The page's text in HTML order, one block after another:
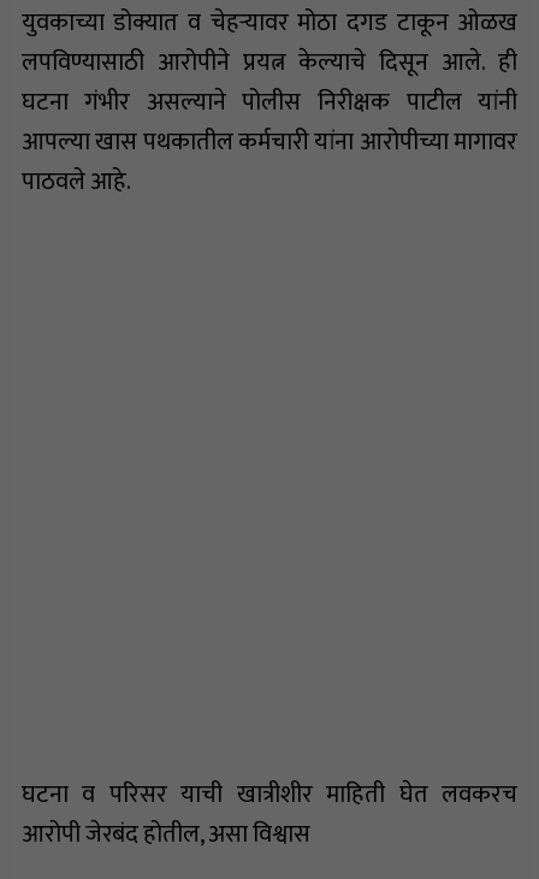
युवकाच्या डोक्यात व चेहऱ्यावर मोठा दगड टाकून ओळख
लपविण्यासाठी आरोपीने प्रयत्न केल्याचे दिसून आले. ही
घटना गंभीर असल्याने पोलीस निरीक्षक पाटील यांनी
आपल्या खास पथकातील कर्मचारी यांना आरोपीच्या मागावर
पाठवले आहे.
घटना व परिसर याची खात्रीशीर माहिती घेत लवकरच
आरोपी जेरबंद होतील, असा विश्वास